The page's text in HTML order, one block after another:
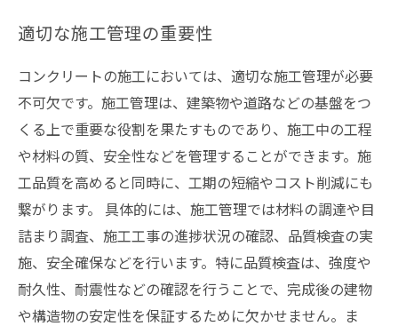
適切な施工管理の重要性
コンクリートの施工においては、適切な施工管理が必要
不可欠です。施工管理は、建築物や道路などの基盤をつ
くる上で重要な役割を果たすものであり、施工中の工程
や材料の質、安全性などを管理することができます。施
工品質を高めると同時に、工期の短縮やコスト削減にも
繋がります。 具体的には、施工管理では材料の調達や目
詰まり調査、施工工事の進捗状況の確認、品質検査の実
施、安全確保などを行います。特に品質検査は、強度や
耐久性、耐震性などの確認を行うことで、完成後の建物
や構造物の安定性を保証するために欠かせません。ま